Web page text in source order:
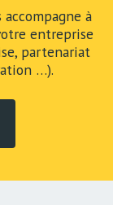
accompagne à
entreprise
partenariat
…).